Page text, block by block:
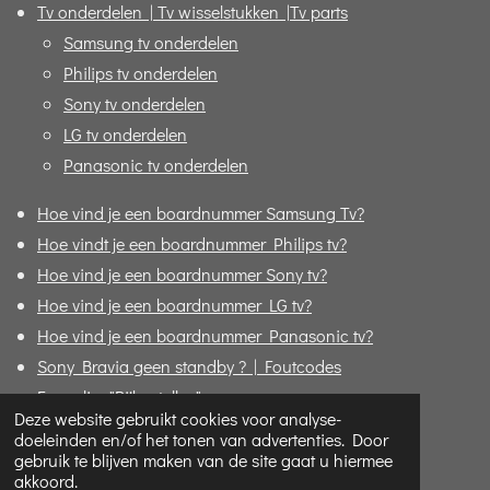
Deze website gebruikt cookies voor analyse-
doeleinden en/of het tonen van advertenties. Door
gebruik te blijven maken van de site gaat u hiermee
akkoord.
Tv onderdelen | Tv wisselstukken |Tv parts
Samsung tv onderdelen
Philips tv onderdelen
Sony tv onderdelen
LG tv onderdelen
Panasonic tv onderdelen
Hoe vind je een boardnummer Samsung Tv?
Hoe vindt je een boardnummer Philips tv?
Hoe vind je een boardnummer Sony tv?
Hoe vind je een boardnummer LG tv?
Hoe vind je een boardnummer Panasonic tv?
Sony Bravia geen standby ? | Foutcodes
Formulier "Bijbestellen"
© 2020 - 2026 Replace4u - De TV specialist online!
Powered by JouwWeb